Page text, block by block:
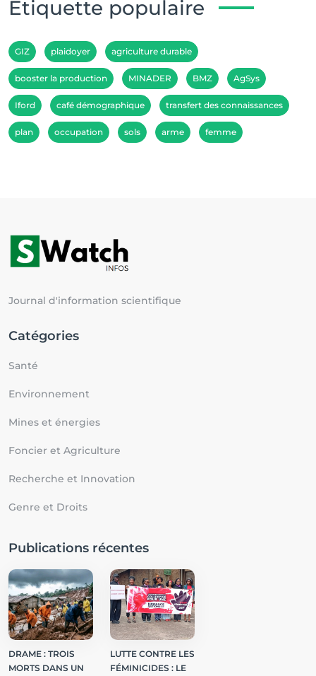
Etiquette populaire
GIZ plaidoyer agriculture durable
booster la production MINADER BMZ AgSys
Iford café démographique transfert des connaissances
plan occupation sols arme femme
Journal d'information scientifique
Catégories
Santé
Environnement
Mines et énergies
Foncier et Agriculture
Recherche et Innovation
Genre et Droits
Publications récentes
DRAME : TROIS
MORTS DANS UN
LUTTE CONTRE LES
FÉMINICIDES : LE